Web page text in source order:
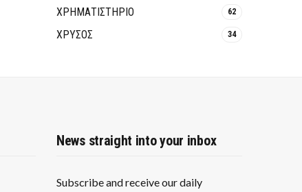
ΧΡΗΜΑΤΙΣΤΗΡΙΟ 62
ΧΡΥΣΟΣ 34
News straight into your inbox
Subscribe and receive our daily